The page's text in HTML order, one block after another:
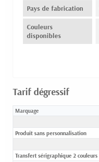
Pays de fabrication
Couleurs
disponibles
Tarif dégressif
Marquage
Produit sans personnalisation
Transfert sérigraphique 2 couleurs